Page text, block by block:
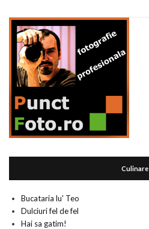
Culinare
Bucataria lu' Teo
Dulciuri fel de fel
Hai sa gatim!